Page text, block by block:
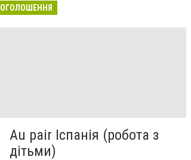
ОГОЛОШЕННЯ
Au pair Іспанія (робота з
дітьми)